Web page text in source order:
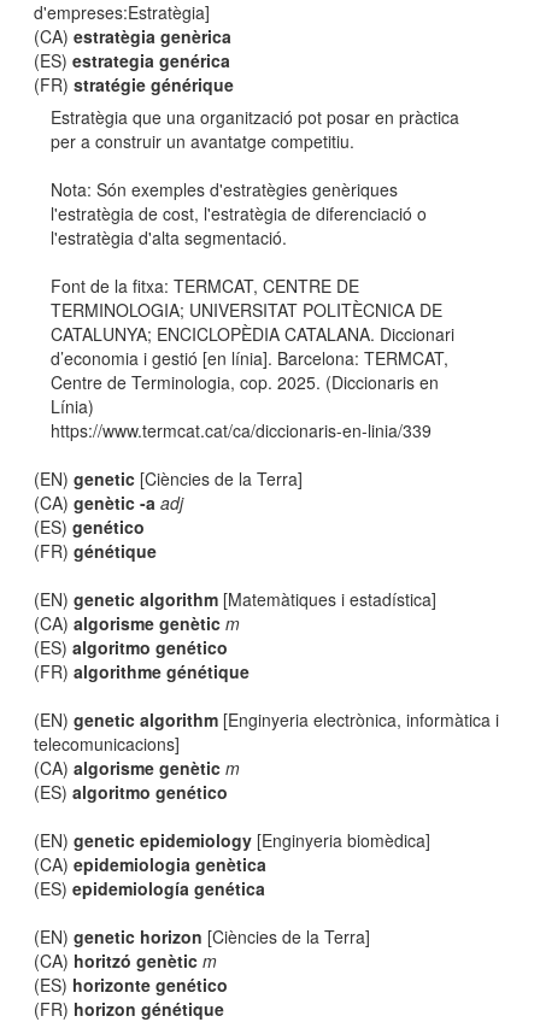
d'empreses:Estratègia]
(CA)estratègia genèrica
(ES)estrategia genérica
(FR)stratégie générique
Estratègia que una organització pot posar en pràctica
per a construir un avantatge competitiu.
Nota: Són exemples d'estratègies genèriques
l'estratègia de cost, l'estratègia de diferenciació o
l'estratègia d'alta segmentació.
Font de la fitxa: TERMCAT, CENTRE DE
TERMINOLOGIA; UNIVERSITAT POLITÈCNICA DE
CATALUNYA; ENCICLOPÈDIA CATALANA. Diccionari
d’economia i gestió [en línia]. Barcelona: TERMCAT,
Centre de Terminologia, cop. 2025. (Diccionaris en
Línia)
https://www.termcat.cat/ca/diccionaris-en-linia/339
(EN)genetic [Ciències de la Terra]
(CA)genètic -a adj
(ES)genético
(FR)génétique
(EN)genetic algorithm [Matemàtiques i estadística]
(CA)algorisme genètic m
(ES)algoritmo genético
(FR)algorithme génétique
(EN)genetic algorithm [Enginyeria electrònica, informàtica i
telecomunicacions]
(CA)algorisme genètic m
(ES)algoritmo genético
(EN)genetic epidemiology [Enginyeria biomèdica]
(CA)epidemiologia genètica
(ES)epidemiología genética
(EN)genetic horizon [Ciències de la Terra]
(CA) horitzó genètic m
(ES) horizonte genético
(FR) horizon génétique